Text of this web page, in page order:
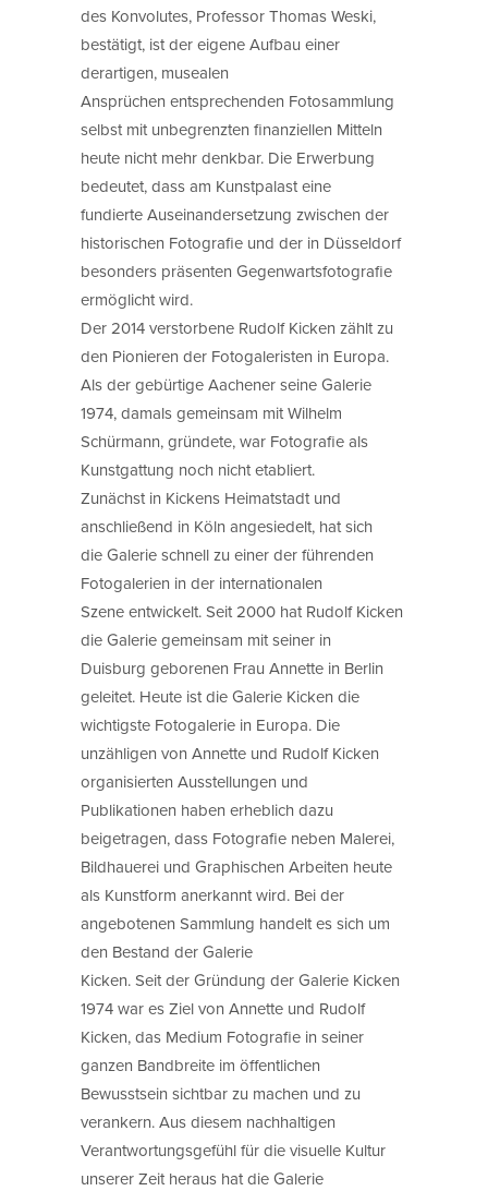
des Konvolutes, Professor Thomas Weski,
bestätigt, ist der eigene Aufbau einer
derartigen, musealen
Ansprüchen entsprechenden Fotosammlung
selbst mit unbegrenzten finanziellen Mitteln
heute nicht mehr denkbar. Die Erwerbung
bedeutet, dass am Kunstpalast eine
fundierte Auseinandersetzung zwischen der
historischen Fotografie und der in Düsseldorf
besonders präsenten Gegenwartsfotografie
ermöglicht wird.
Der 2014 verstorbene Rudolf Kicken zählt zu
den Pionieren der Fotogaleristen in Europa.
Als der gebürtige Aachener seine Galerie
1974, damals gemeinsam mit Wilhelm
Schürmann, gründete, war Fotografie als
Kunstgattung noch nicht etabliert.
Zunächst in Kickens Heimatstadt und
anschließend in Köln angesiedelt, hat sich
die Galerie schnell zu einer der führenden
Fotogalerien in der internationalen
Szene entwickelt. Seit 2000 hat Rudolf Kicken
die Galerie gemeinsam mit seiner in
Duisburg geborenen Frau Annette in Berlin
geleitet. Heute ist die Galerie Kicken die
wichtigste Fotogalerie in Europa. Die
unzähligen von Annette und Rudolf Kicken
organisierten Ausstellungen und
Publikationen haben erheblich dazu
beigetragen, dass Fotografie neben Malerei,
Bildhauerei und Graphischen Arbeiten heute
als Kunstform anerkannt wird. Bei der
angebotenen Sammlung handelt es sich um
den Bestand der Galerie
Kicken. Seit der Gründung der Galerie Kicken
1974 war es Ziel von Annette und Rudolf
Kicken, das Medium Fotografie in seiner
ganzen Bandbreite im öffentlichen
Bewusstsein sichtbar zu machen und zu
verankern. Aus diesem nachhaltigen
Verantwortungsgefühl für die visuelle Kultur
unserer Zeit heraus hat die Galerie